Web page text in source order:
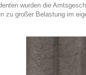
wurden die
zu großer Belastung im